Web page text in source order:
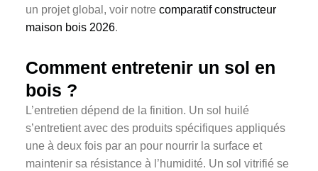
un projet global, voir notre comparatif constructeur
maison bois 2026.
Comment entretenir un sol en
bois ?
L’entretien dépend de la finition. Un sol huilé
s’entretient avec des produits spécifiques appliqués
une à deux fois par an pour nourrir la surface et
maintenir sa résistance à l’humidité. Un sol vitrifié se